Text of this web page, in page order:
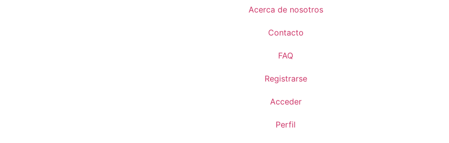
Acerca de nosotros
Contacto
FAQ
Registrarse
Acceder
Perfil